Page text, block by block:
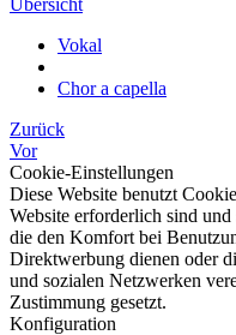
Übersicht
Vokal
Chor a capella
Zurück
Vor
Cookie-Einstellungen
Diese Website benutzt
Website erforderlich sind
die den Komfort bei
Direktwerbung dienen oder
und sozialen Netzwerken
Zustimmung gesetzt.
Konfiguration